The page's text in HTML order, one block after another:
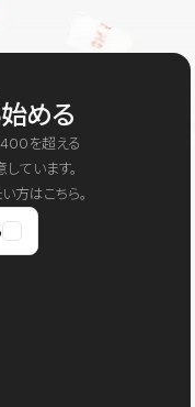
める
400を超える
ています。
方はこちら。